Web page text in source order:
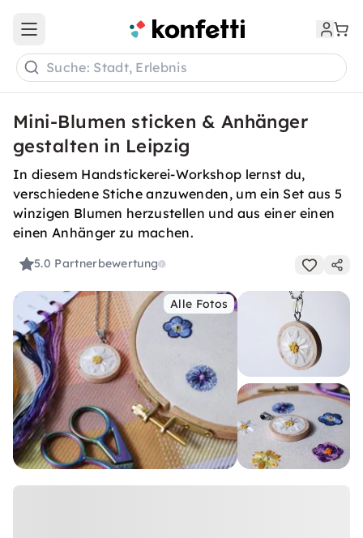
Open main menu
Suche: Stadt, Erlebnis
Mini-Blumen sticken & Anhänger
gestalten in Leipzig
In diesem Handstickerei-Workshop lernst du,
verschiedene Stiche anzuwenden, um ein Set aus 5
winzigen Blumen herzustellen und aus einer einen
einen Anhänger zu machen.
5.0 Partnerbewertung
Alle Fotos